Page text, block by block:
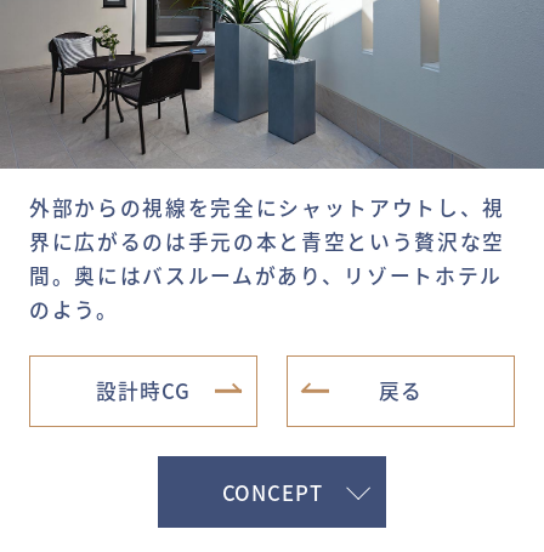
外部からの視線を完全にシャットアウトし、視
界に広がるのは手元の本と青空という贅沢な空
間。奥にはバスルームがあり、リゾートホテル
のよう。
設計時CG 戻る
CONCEPT